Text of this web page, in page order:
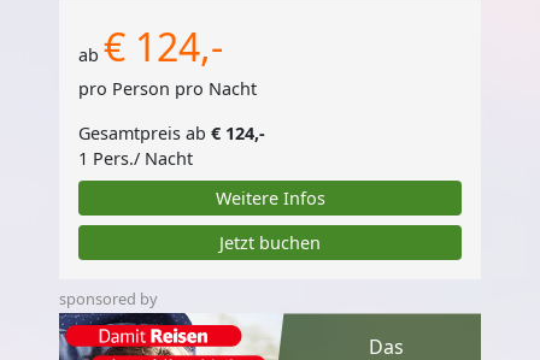
ab € 124,-
pro Person pro Nacht
Gesamtpreis ab € 124,-
1 Pers./ Nacht
Weitere Infos
Jetzt buchen
sponsored by
Das